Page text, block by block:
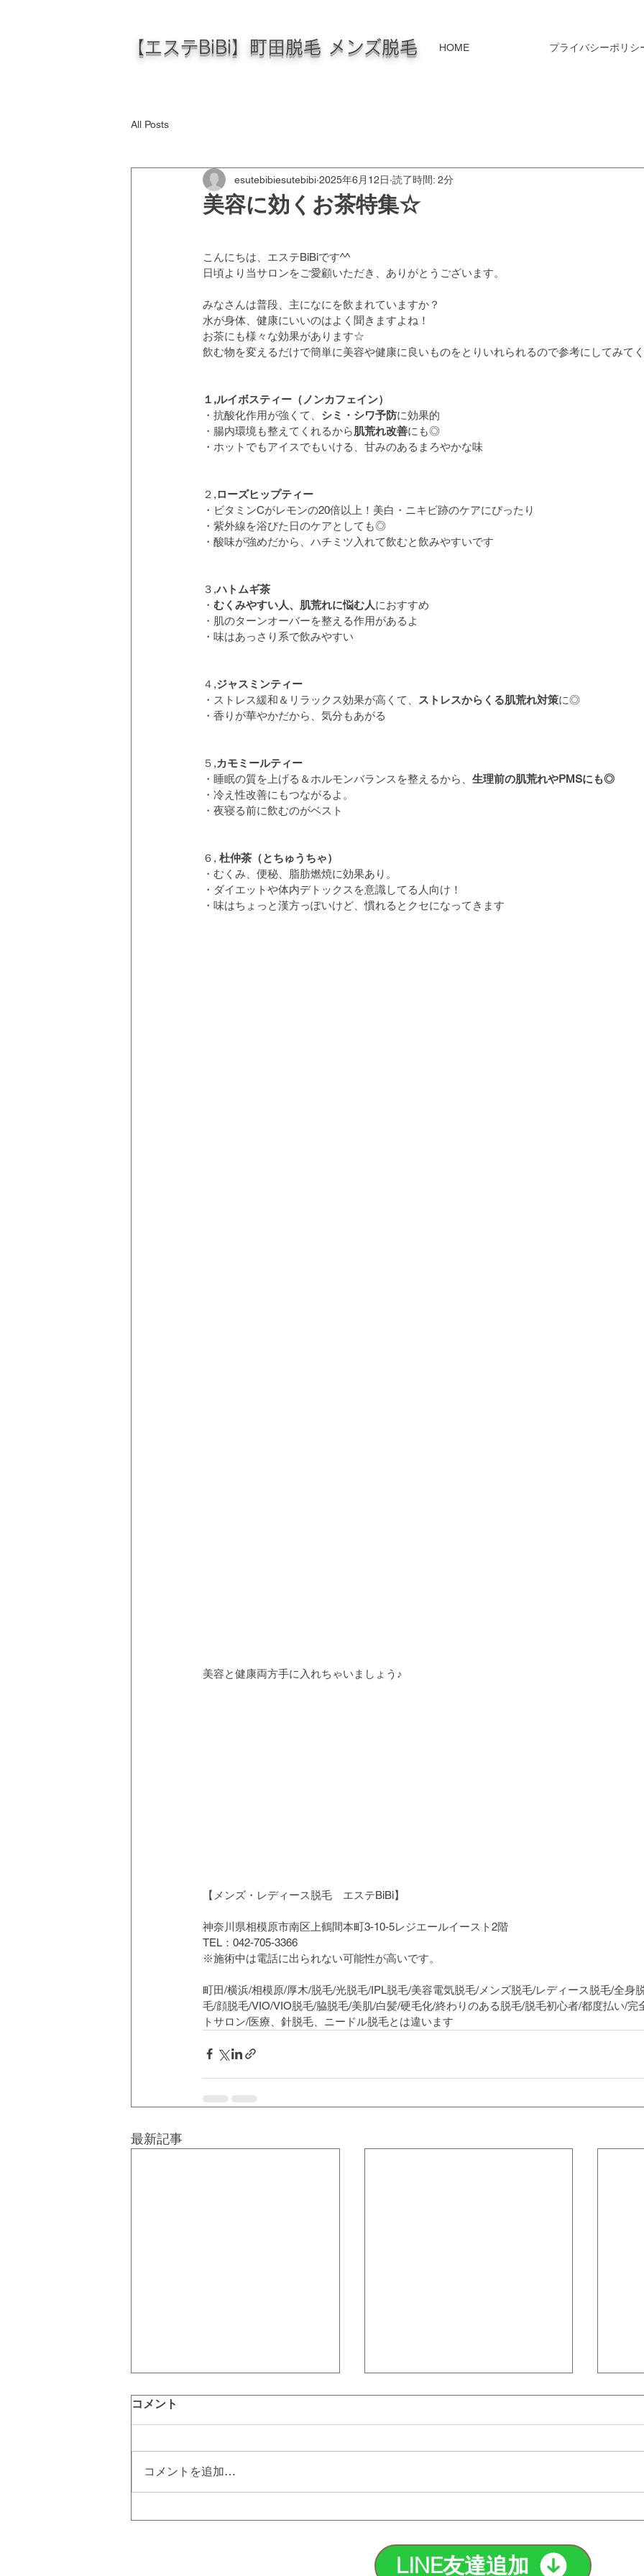
【エステBiBi】町田脱毛 メンズ脱毛 HOME プライバシーポリシ
All Posts
美容に効くお茶特集‪☆
esutebibiesutebibi 2025年6月12日 読了時間: 2分
こんにちは、エステBiBiです^^
日頃より当サロンをご愛顧いただき、ありがとうございます。
みなさんは普段、主になにを飲まれていますか？
水が身体、健康にいいのはよく聞きますよね！
お茶にも様々な効果があります☆
飲む物を変えるだけで簡単に美容や健康に良いものをとりいれられるので参考にしてみて
１,ルイボスティー（ノンカフェイン）
・抗酸化作用が強くて、 シミ・シワ予防に効果的
・腸内環境も整えてくれるから肌荒れ改善にも◎
・ホットでもアイスでもいける、甘みのあるまろやかな味
２,ローズヒップティー
・ビタミンCがレモンの20倍以上！美白・ニキビ跡のケアにぴったり
・紫外線を浴びた日のケアとしても◎
・酸味が強めだから、ハチミツ入れて飲むと飲みやすいです
３,ハトムギ茶
・ むくみやすい人、肌荒れに悩む人におすすめ
・肌のターンオーバーを整える作用があるよ
・味はあっさり系で飲みやすい
４,ジャスミンティー
・ストレス緩和＆リラックス効果が高くて、
ストレスからくる肌荒れ対策に◎
・香りが華やかだから、気分もあがる
５,カモミールティー
・睡眠の質を上げる＆ホルモンバランスを整えるから、 生理前の肌荒れやPMSにも◎
・冷え性改善にもつながるよ。
・夜寝る前に飲むのがベスト
６, 杜仲茶（とちゅうちゃ）
・むくみ、便秘、脂肪燃焼に効果あり。
・ダイエットや体内デトックスを意識してる人向け！
・味はちょっと漢方っぽいけど、慣れるとクセになってきます
美容と健康両方手に入れちゃいましょう♪
【メンズ・レディース脱毛　エステBiBi】
神奈川県相模原市南区上鶴間本町3-10-5レジエールイースト2階
TEL：042-705-3366
※施術中は電話に出られない可能性が高いです。
町田/横浜/相模原/厚木/脱毛/光脱毛/IPL脱毛/美容電気脱毛/メンズ脱毛/レディース脱毛/全身
毛/顔脱毛/VIO/VIO脱毛/脇脱毛/美肌/白髪/硬毛化/終わりのある脱毛/脱毛初心者/都度払い/完
トサロン/医療、針脱毛、ニードル脱毛とは違います
最新記事
【エステBiBi】
コメント
コメントを追加…
LINE友達追加